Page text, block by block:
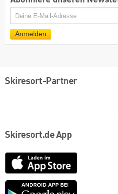
E-
Anmelden
Skiresort-Partner
Skiresort.de App
App
Store
Google